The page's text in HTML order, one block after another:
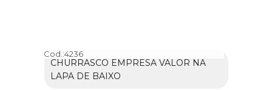
Cod.:4236
CHURRASCO EMPRESA VALOR NA
LAPA DE BAIXO